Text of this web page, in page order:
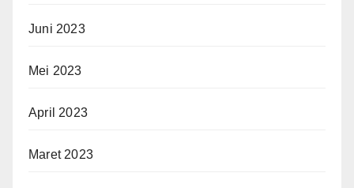
Juni 2023
Mei 2023
April 2023
Maret 2023